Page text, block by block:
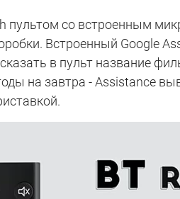
пультом со встроенным
Встроенный Google
в пульт название
на завтра - Assistance